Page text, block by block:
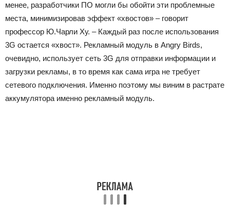
менее, разработчики ПО могли бы обойти эти проблемные
места, минимизировав эффект «хвостов» – говорит
профессор Ю.Чарли Ху. – Каждый раз после использования
3G остается «хвост». Рекламный модуль в Angry Birds,
очевидно, использует сеть 3G для отправки информации и
загрузки рекламы, в то время как сама игра не требует
сетевого подключения. Именно поэтому мы виним в растрате
аккумулятора именно рекламный модуль.